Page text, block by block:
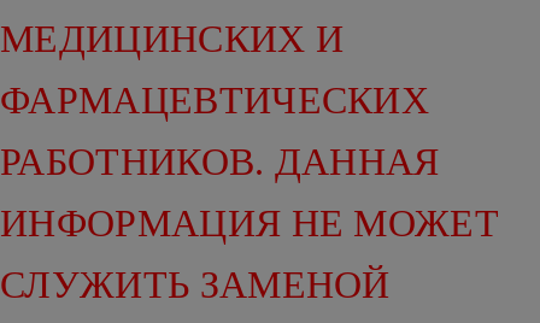
МЕДИЦИНСКИХ И
ФАРМАЦЕВТИЧЕСКИХ
РАБОТНИКОВ. ДАННАЯ
ИНФОРМАЦИЯ НЕ МОЖЕТ
СЛУЖИТЬ ЗАМЕНОЙ